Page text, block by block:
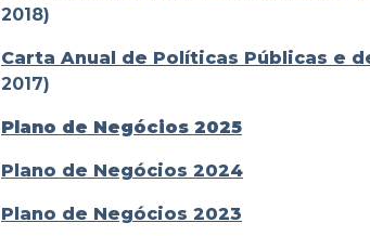
2018)
Carta Anual de Políticas Públicas e
2017)
Plano de Negócios 2025
Plano de Negócios 2024
Plano de Negócios 2023